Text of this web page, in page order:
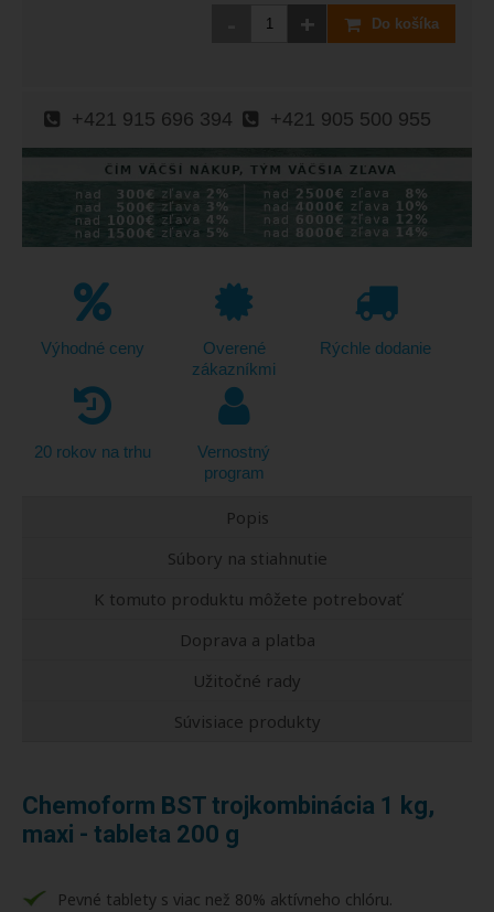
+ Do košíka
+421 915 696 394 +421 905 500 955
Výhodné ceny
Overené
zákazníkmi
Rýchle dodanie
20 rokov na trhu
Vernostný
program
Popis
Súbory na stiahnutie
K tomuto produktu môžete potrebovať
Doprava a platba
Užitočné rady
Súvisiace produkty
Chemoform BST trojkombinácia 1 kg,
maxi - tableta 200 g
Pevné tablety s viac než 80% aktívneho chlóru.